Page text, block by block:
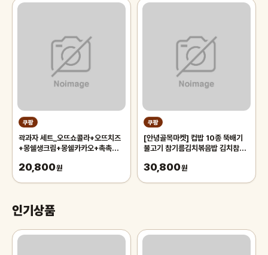
쿠팡
곽과자 세트_오뜨쇼콜라+오뜨치즈
+몽쉘생크림+몽쉘카카오+촉촉한
뜨쇼콜라+오뜨치즈+몽쉘생크림
20,800원
쿠팡
[안녕골목마켓] 컵밥 10종 뚝배기
불고기 참기름김치볶음밥 김치참치
불고기 매콤낙지 돌솥비빔밥 *안전
30,800원
인기상품